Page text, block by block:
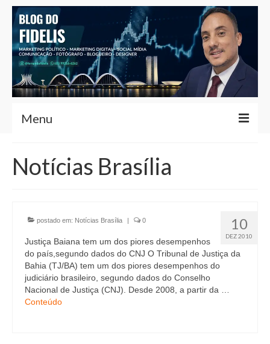
Menu
Fernando Fidelis
Notícias Brasília
Contato
Currículo
Notícias Brasília
10
DEZ 2010
postado em: Notícias Brasília | 0
Justiça Baiana tem um dos piores desempenhos
do país,segundo dados do CNJ O Tribunal de Justiça da
Bahia (TJ/BA) tem um dos piores desempenhos do
judiciário brasileiro, segundo dados do Conselho
Nacional de Justiça (CNJ). Desde 2008, a partir da …
Conteúdo